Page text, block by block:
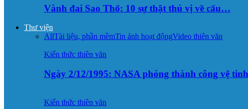
Vành đai Sao Thổ: 10 sự thật thú vị về cấu…
Thư viện
AllTài liệu, phần mềmTin ảnh hoạt độngVideo thiên văn
Kiến thức thiên văn
Ngày 2/12/1995: NASA phóng thành công vệ
Kiến thức thiên văn